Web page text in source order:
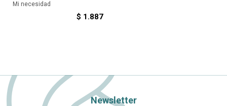
Mi necesidad
$ 1.887
Newsletter